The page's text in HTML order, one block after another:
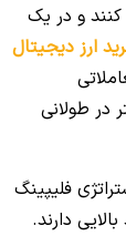
کنند و در یک
ارز دیجیتال
در طولانی
فلیپینگ
دارند.